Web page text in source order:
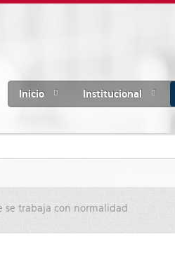
Inicio Institucional
trabaja con normalidad